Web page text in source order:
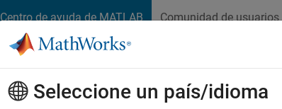
Centro de ayuda de MATLAB Comunidad de usuarios
Seleccione un país/idioma